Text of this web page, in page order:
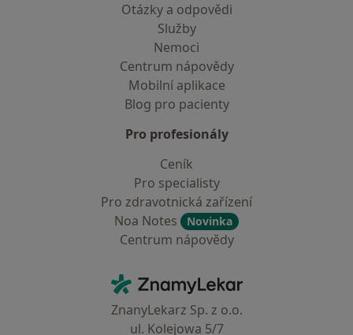
Otázky a odpovědi
Služby
Nemoci
Centrum nápovědy
Mobilní aplikace
Blog pro pacienty
Pro profesionály
Ceník
Pro specialisty
Pro zdravotnická zařízení
Noa Notes
Novinka
Centrum nápovědy
ZnamyLekar - Hlavní stránka
ZnanyLekarz Sp. z o.o.
ul. Kolejowa 5/7